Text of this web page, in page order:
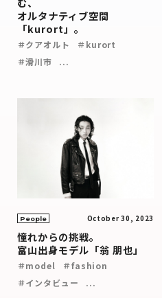
オルタナティブ空間
「kurort」。
＃クアオルト
＃kurort
＃滑川市
...
People October 30, 2023
憧れからの挑戦。
富山出身モデル「翁 朋也」
＃model
＃fashion
＃インタビュー
...